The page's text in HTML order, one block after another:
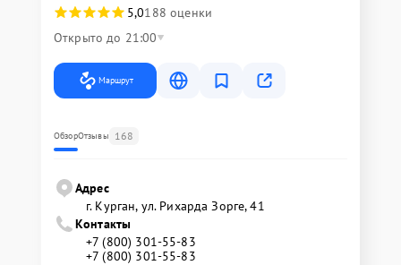
5,0188 оценки
Открыто до 21:00
Маршрут
ОбзорОтзывы 168
Адрес
г. Курган, ул. Рихарда Зорге, 41
Контакты
+7 (800) 301-55-83
+7 (800) 301-55-83